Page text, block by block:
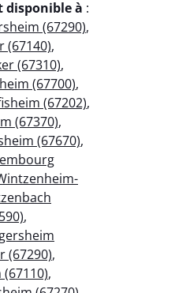
disponible à :
(67290),
(67140),
(67310),
(67700),
(67202),
(67370),
(67670),
,
(67290),
,